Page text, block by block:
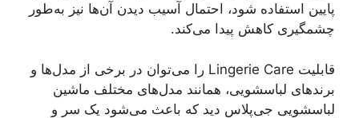
پایین استفاده شود، احتمال آسیب دیدن آن‌ها نیز به‌طور
چشمگیری کاهش پیدا می‌کند.
قابلیت Lingerie Care را می‌توان در برخی از مدل‌ها و
برندهای لباسشویی، همانند مدل‌های مختلف ماشین
لباسشویی جی‌پلاس دید که باعث می‌شود یک سر و